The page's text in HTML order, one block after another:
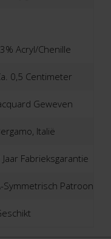
Acryl/Chenille
0,5 Centimeter
Geweven
Italië
Jaar Fabrieksgarantie
Symmetrisch Patroon